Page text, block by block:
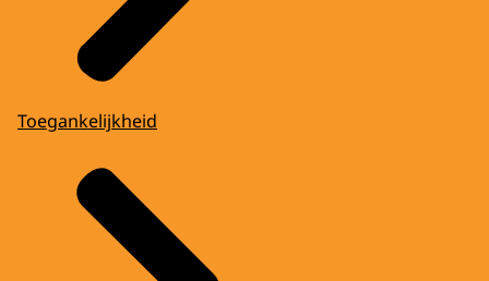
Toegankelijkheid